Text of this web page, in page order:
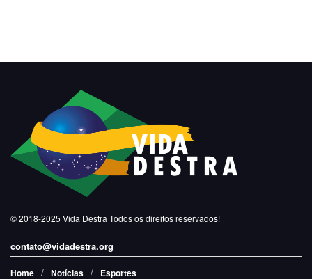
© 2018-2025 Vida Destra Todos os direitos reservados!
contato@vidadestra.org
Home Notícias Esportes